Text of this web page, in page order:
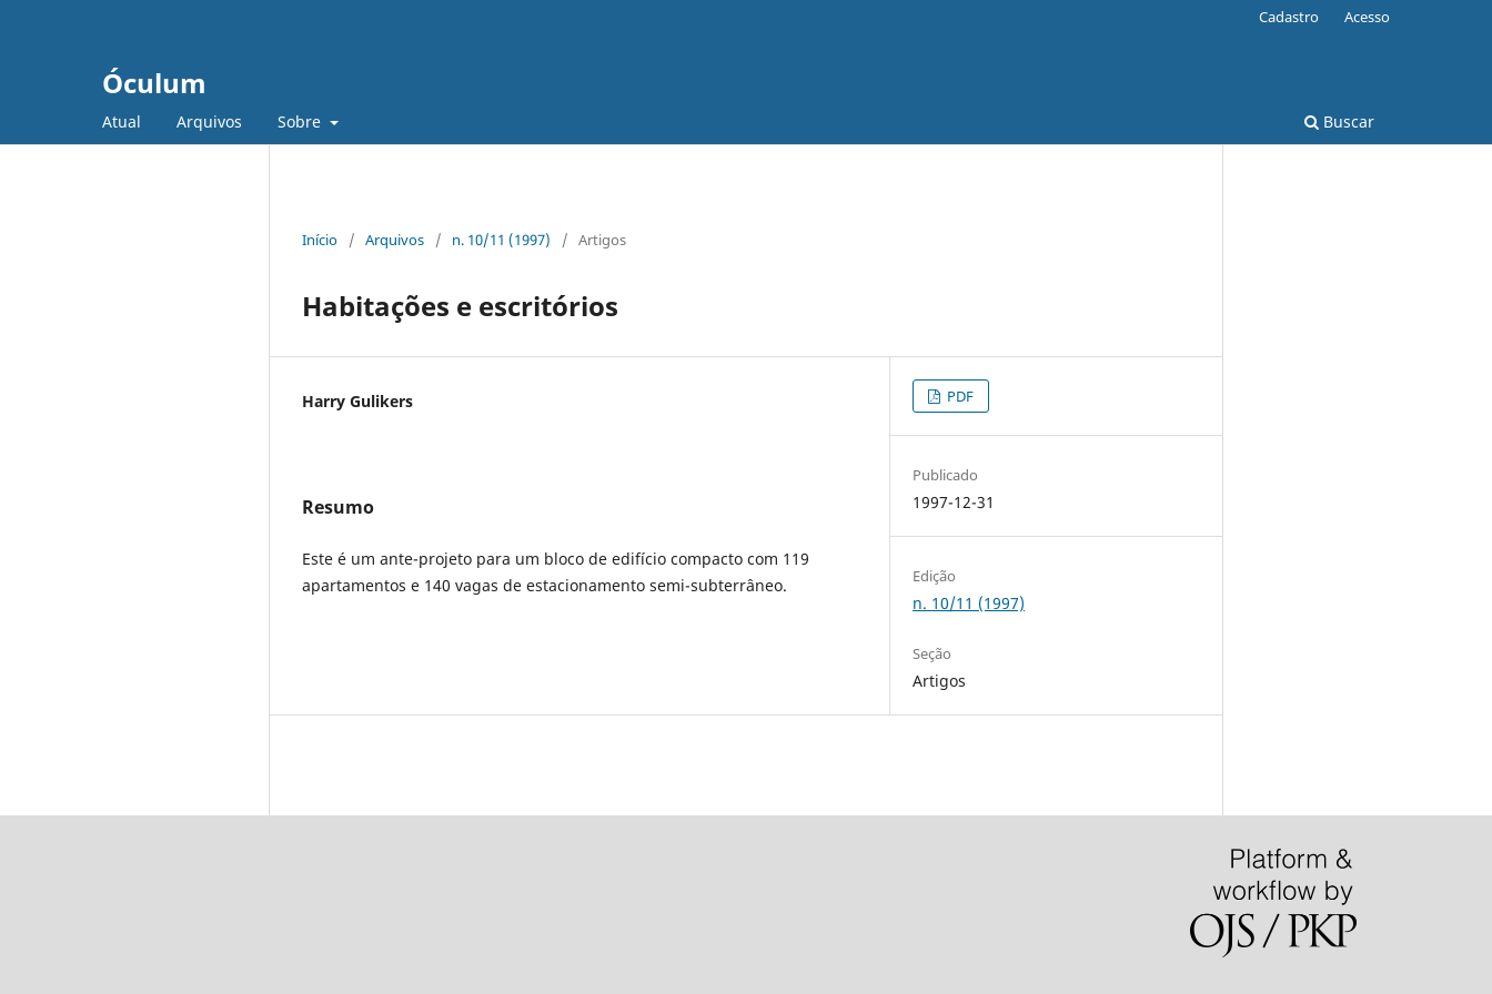
Óculum
Atual Arquivos Sobre Buscar
Cadastro Acesso
Início / Arquivos / n. 10/11 (1997) / Artigos
Habitações e escritórios
Harry Gulikers
Resumo
Este é um ante-projeto para um bloco de edifício compacto com 119
apartamentos e 140 vagas de estacionamento semi-subterrâneo.
PDF
Publicado
1997-12-31
Edição
n. 10/11 (1997)
Seção
Artigos